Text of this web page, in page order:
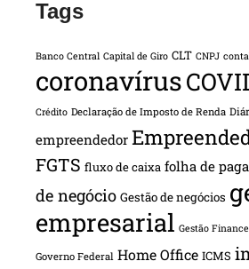
Tags
Banco Central Capital de Giro CLT CNPJ
coronavírus
Crédito Declaração de Imposto de Renda
empreendedor
FGTS fluxo de caixa folha de
de negócio Gestão de negócios
empresarial Gestão
Governo Federal Home Office ICMS